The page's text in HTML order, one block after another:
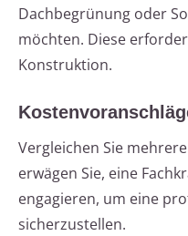
Dachbegrünung oder
möchten. Diese
Konstruktion.
Vergleichen Sie
erwägen Sie, eine
engagieren, um eine
sicherzustellen.